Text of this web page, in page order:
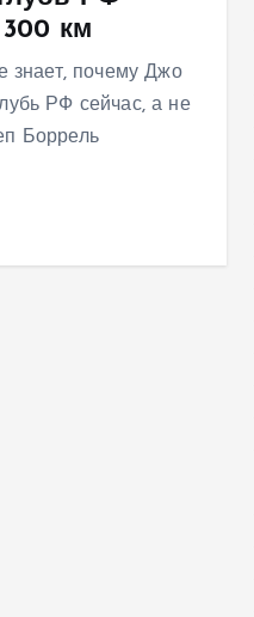
км
знает, почему Джо
РФ сейчас, а не
Боррель